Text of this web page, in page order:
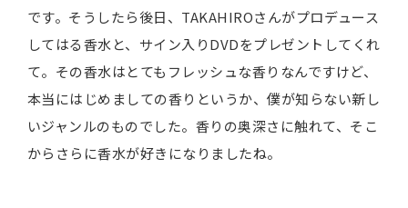
です。そうしたら後日、TAKAHIROさんがプロデュース
してはる香水と、サイン入りDVDをプレゼントしてくれ
て。その香水はとてもフレッシュな香りなんですけど、
本当にはじめましての香りというか、僕が知らない新し
いジャンルのものでした。香りの奥深さに触れて、そこ
からさらに香水が好きになりましたね。